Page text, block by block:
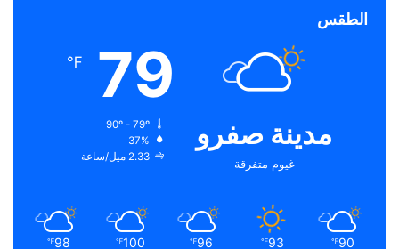
الطقس
مدينة صفرو
غيوم متفرقة
79
℉
37%
2.33 ميل/ساعة
90
℉
93
℉
96
℉
100
℉
98
℉